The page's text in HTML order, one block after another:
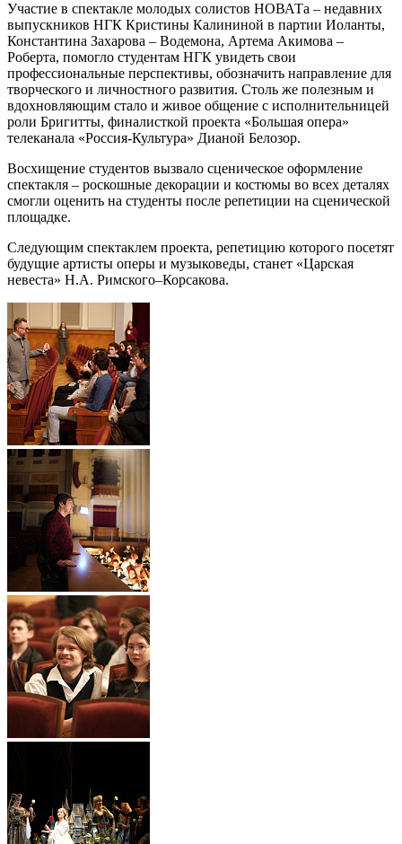
Участие в спектакле молодых солистов НОВАТа ‒ недавних
выпускников НГК Кристины Калининой в партии Иоланты,
Константина Захарова ‒ Водемона, Артема Акимова ‒
Роберта, помогло студентам НГК увидеть свои
профессиональные перспективы, обозначить направление для
творческого и личностного развития. Столь же полезным и
вдохновляющим стало и живое общение с исполнительницей
роли Бригитты, финалисткой проекта «Большая опера»
телеканала «Россия-Культура» Дианой Белозор.
Восхищение студентов вызвало сценическое оформление
спектакля ‒ роскошные декорации и костюмы во всех деталях
смогли оценить на студенты после репетиции на сценической
площадке.
Следующим спектаклем проекта, репетицию которого посетят
будущие артисты оперы и музыковеды, станет «Царская
невеста» Н.А. Римского‒Корсакова.